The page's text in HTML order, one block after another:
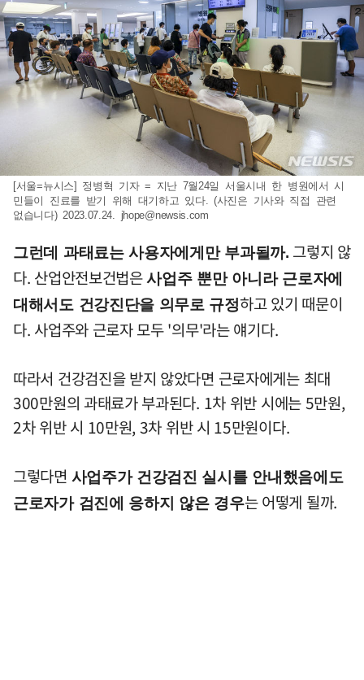
[서울=뉴시스] 정병혁 기자 = 지난 7월24일 서울시내 한 병원에서 시
민들이 진료를 받기 위해 대기하고 있다. (사진은 기사와 직접 관련
없습니다) 2023.07.24. jhope@newsis.com
그런데 과태료는 사용자에게만 부과될까. 그렇지 않
다. 산업안전보건법은사업주 뿐만 아니라 근로자에
대해서도 건강진단을 의무로 규정하고 있기 때문이
다. 사업주와 근로자 모두 '의무'라는 얘기다.
따라서 건강검진을 받지 않았다면 근로자에게는 최대
300만원의 과태료가 부과된다. 1차 위반 시에는 5만원,
2차 위반 시 10만원, 3차 위반 시 15만원이다.
그렇다면 사업주가 건강검진 실시를 안내했음에도
근로자가 검진에 응하지 않은 경우는 어떻게 될까.